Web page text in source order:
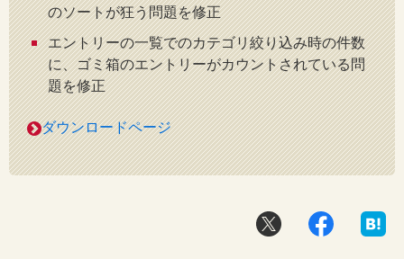
のソートが狂う問題を修正
エントリーの一覧でのカテゴリ絞り込み時の件数
に、ゴミ箱のエントリーがカウントされている問
題を修正
ダウンロードページ